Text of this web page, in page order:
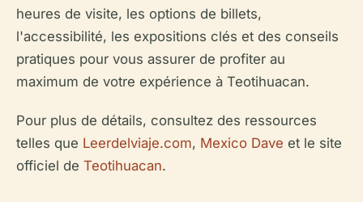
heures de visite, les options de billets,
l'accessibilité, les expositions clés et des conseils
pratiques pour vous assurer de profiter au
maximum de votre expérience à Teotihuacan.
Pour plus de détails, consultez des ressources
telles que Leerdelviaje.com, Mexico Dave et le site
officiel de Teotihuacan.